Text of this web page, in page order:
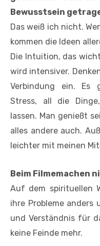
Bewusstsein
Das weiß ich nicht.
kommen die Ideen
Die Intuition, das
wird intensiver.
Verbindung ein. Es
Stress, all die
lassen. Man genießt
alles andere auch.
leichter mit meinen
Beim Filmemachen
Auf dem spirituellen
ihre Probleme anders
und ­Verständnis für
keine Feinde mehr.